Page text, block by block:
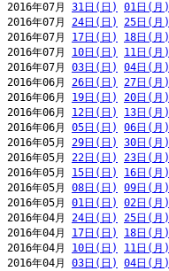
2016年07月 31日(日) 01日(月)
2016年07月 24日(日) 25日(月)
2016年07月 17日(日) 18日(月)
2016年07月 10日(日) 11日(月)
2016年07月 03日(日) 04日(月)
2016年06月 26日(日) 27日(月)
2016年06月 19日(日) 20日(月)
2016年06月 12日(日) 13日(月)
2016年06月 05日(日) 06日(月)
2016年05月 29日(日) 30日(月)
2016年05月 22日(日) 23日(月)
2016年05月 15日(日) 16日(月)
2016年05月 08日(日) 09日(月)
2016年05月 01日(日) 02日(月)
2016年04月 24日(日) 25日(月)
2016年04月 17日(日) 18日(月)
2016年04月 10日(日) 11日(月)
2016年04月 03日(日) 04日(月)